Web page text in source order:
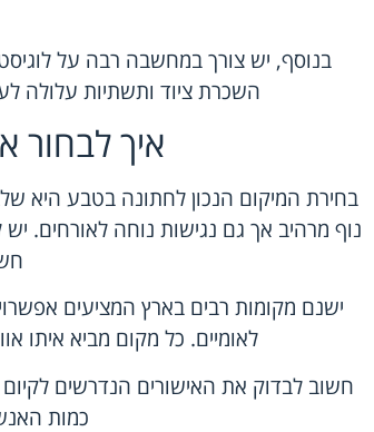
בנוסף, יש צורך במחשבה רבה על
השכרת ציוד ותשתיות עלולה
איך לבחור
בחירת המיקום הנכון לחתונה בטבע היא
נוף מרהיב אך גם נגישות נוחה לאורחים.
ישנם מקומות רבים בארץ המציעים
לאומיים. כל מקום מביא איתו
חשוב לבדוק את האישורים הנדרשים
כמות